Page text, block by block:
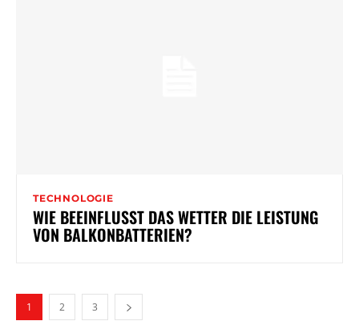
TECHNOLOGIE
WIE BEEINFLUSST DAS WETTER DIE LEISTUNG
VON BALKONBATTERIEN?
1 2 3